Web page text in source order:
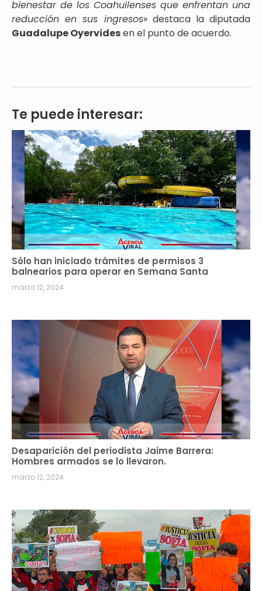
bienestar de los Coahuilenses que enfrentan una
reducción en sus ingresos»destaca la diputada
Guadalupe Oyervidesen el punto de acuerdo.
Te puede interesar:
Sólo han iniciado trámites de permisos 3
balnearios para operar en Semana Santa
marzo 12, 2024
Desaparición del periodista Jaime Barrera:
Hombres armados se lo llevaron.
marzo 12, 2024